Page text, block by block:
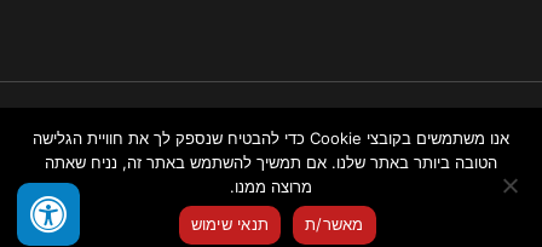
נגישות
באתר
ניהול אתרים
אנו משתמשים בקובצי Cookie כדי להבטיח שנספק לך את חוויית הגלישה
הטובה ביותר באתר שלנו. אם תמשיך להשתמש באתר זה, נניח שאתה
מרוצה ממנו.
מאשר/ת
תנאי שימוש
צור איתנו קשר